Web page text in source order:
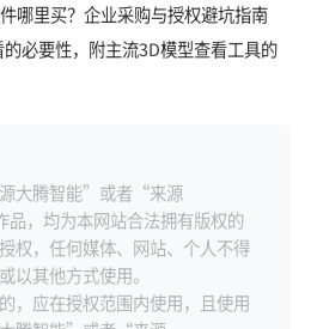
哪里买？企业采购与授权避坑指南
必要性，附主流3D模型查看工具的
大腾智能”或者“来源
，均为本网站合法拥有版权的
权，任何媒体、网站、个人不得
以其他方式使用。
，应在授权范围内使用，且使用